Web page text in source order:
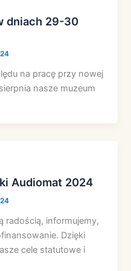
dniach 29-30
na pracę przy nowej
nasze muzeum
Audiomat 2024
radością, informujemy,
Dzięki
cele statutowe i